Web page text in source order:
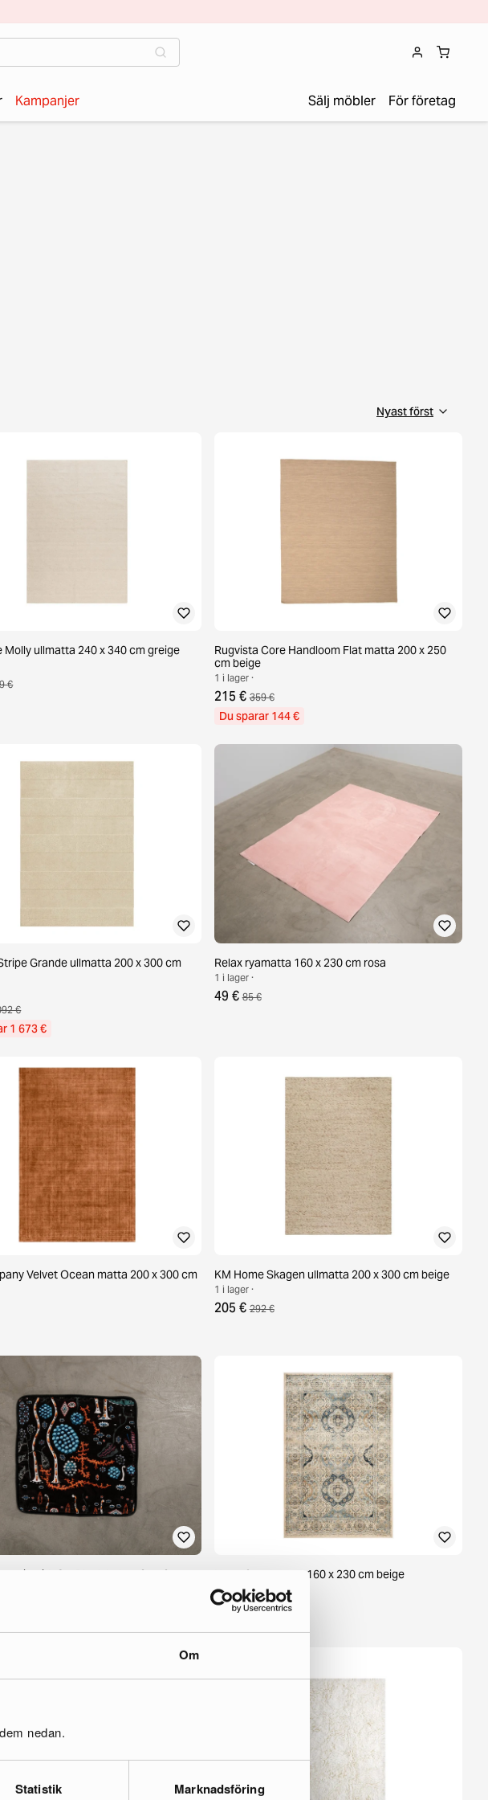
Om
nedan.
Statistik Marknadsföring
Kampanjer Sälj möbler För företag
Molly ullmatta 240 x 340 cm greige
€
Rugvista Core Handloom Flat matta 200 x 250
cm beige
1 i lager ·
215 € 359 €
Du sparar 144 €
Grande ullmatta 200 x 300 cm
€
1 673 €
Relax ryamatta 160 x 230 cm rosa
1 i lager ·
49 € 85 €
Velvet Ocean matta 200 x 300 cm
KM Home Skagen ullmatta 200 x 300 cm beige
1 i lager ·
205 € 292 €
& Co. Black Lake 50 x 50 cm
Homefesto matta 160 x 230 cm beige
1 i lager ·
115 € 183 €